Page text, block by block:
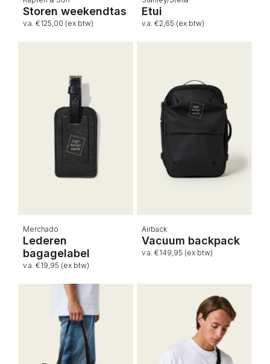
Storen weekendtas
v.a. €125,00 (ex btw)
Etui
v.a. €2,65 (ex btw)
Merchado
Lederen
bagagelabel
v.a. €19,95 (ex btw)
Airback
Vacuum backpack
v.a. €149,95 (ex btw)